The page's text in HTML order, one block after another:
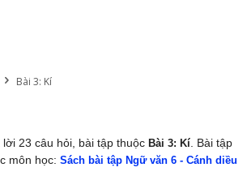
Bài 3: Kí
23 câu hỏi, bài tập thuộc Bài 3: Kí . Bài tập
môn học: Sách bài tập Ngữ văn 6 - Cánh diều